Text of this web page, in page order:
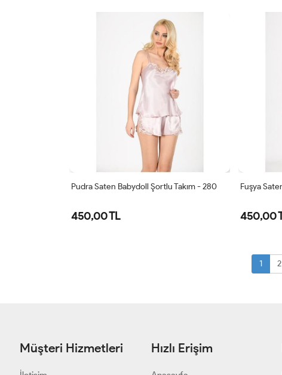
Pudra Saten Babydoll Şortlu Takım - 280
450,00 TL
Fuşya
450,00
1 2
Müşteri Hizmetleri Hızlı Erişim